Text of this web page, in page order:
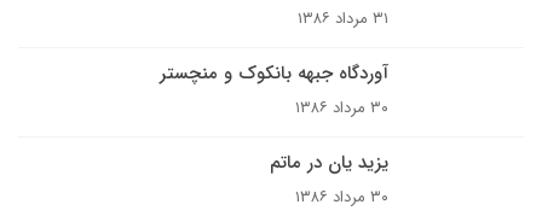
۳۱ مرداد ۱۳۸۶
آوردگاه جبهه بانکوک و منچستر
۳۰ مرداد ۱۳۸۶
یزید یان در ماتم
۳۰ مرداد ۱۳۸۶